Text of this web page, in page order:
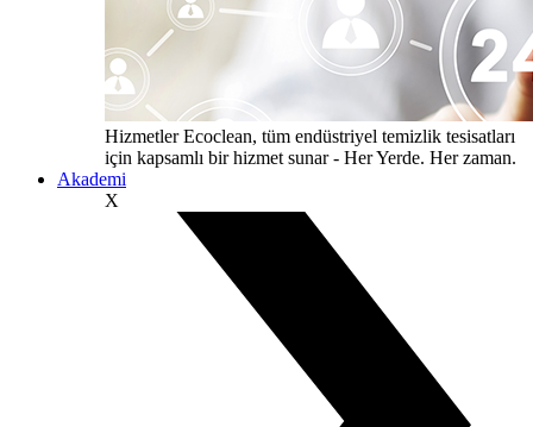
HizmetlerEcoclean, tüm endüstriyel temizlik tesisatları
için kapsamlı bir hizmet sunar - Her Yerde. Her zaman.
Akademi
X